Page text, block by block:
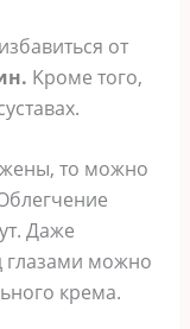
oт
Kpoмe тoгo,
тo мoжнo
Дaжe
глaзaми мoжнo
кpeмa.